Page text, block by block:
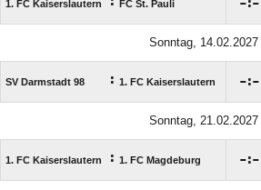
1. FC Kaiserslautern FC St. Pauli :
Sonntag, 14.02.2027
SV Darmstadt 98 : 1. FC Kaiserslautern :
Sonntag, 21.02.2027
1. FC Kaiserslautern : 1. FC Magdeburg :